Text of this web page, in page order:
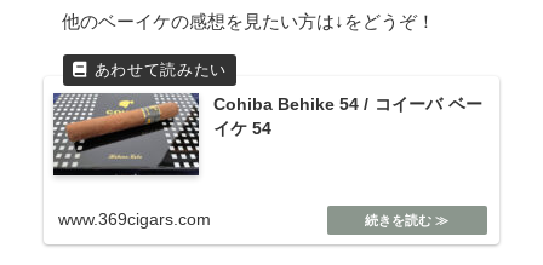
他のベーイケの感想を見たい方は↓をどうぞ！
Cohiba Behike 54 / コイーバ ベー
イケ 54
www.369cigars.com